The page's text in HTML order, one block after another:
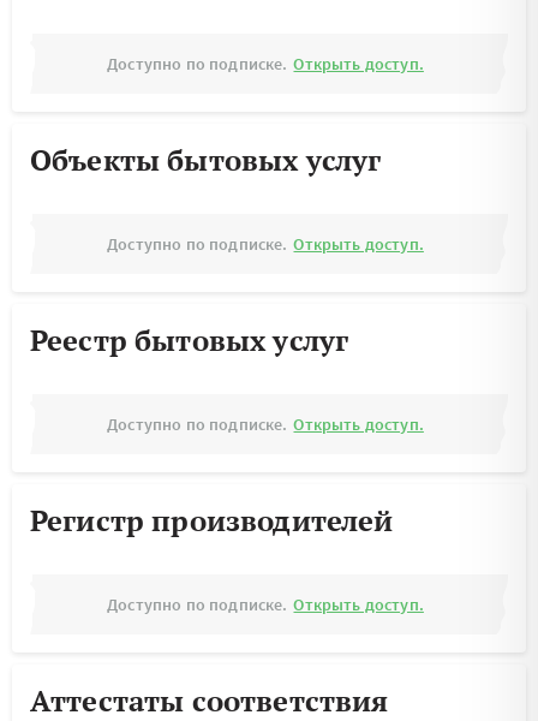
Доступно по подписке. Открыть доступ.
Объекты бытовых услуг
Доступно по подписке. Открыть доступ.
Реестр бытовых услуг
Доступно по подписке. Открыть доступ.
Регистр производителей
Доступно по подписке. Открыть доступ.
Аттестаты соответствия